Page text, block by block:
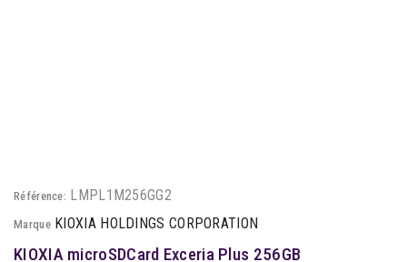
Référence: LMPL1M256GG2
Marque KIOXIA HOLDINGS CORPORATION
KIOXIA microSDCard Exceria Plus 256GB